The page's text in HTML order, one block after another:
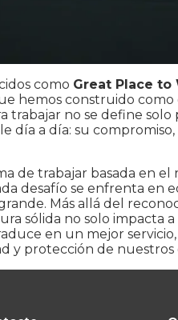
como Great Place to
hemos construido como
no se define solo
día a día: su
de trabajar basada en el
desafío se enfrenta en
Más allá del
sólida no solo impacta
en un mejor
y protección de nuestros